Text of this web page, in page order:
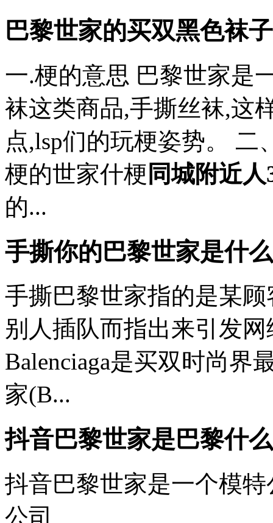
巴黎世家的买双黑色袜
一.梗的意思 巴黎世家是
袜这类商品,手撕丝袜,这
点,lsp们的玩梗姿势。 二
梗的世家什梗 同城附近
的...
手撕你的巴黎世家是什
手撕巴黎世家指的是某
别人插队而指出来引发
Balenciaga是买双时尚界
家(B...
抖音巴黎世家是巴黎什
抖音巴黎世家是一个模
公司